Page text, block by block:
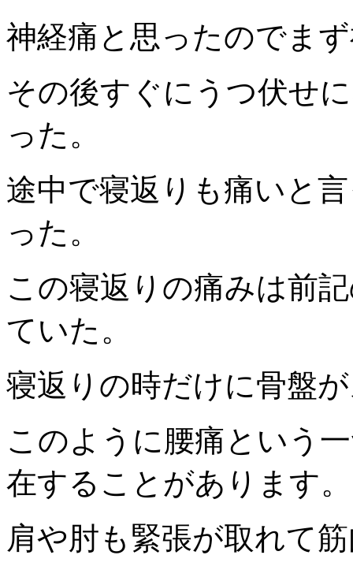
神経痛と思ったのでま
その後すぐにうつ伏せ
った。
途中で寝返りも痛いと
った。
この寝返りの痛みは前
ていた。
寝返りの時だけに骨盤
このように腰痛という
在することがあります。
肩や肘も緊張が取れて